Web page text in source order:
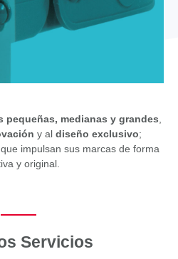
pequeñas, medianas y grandes
y al diseño exclusivo;
impulsan sus marcas de forma
y original.
Servicios